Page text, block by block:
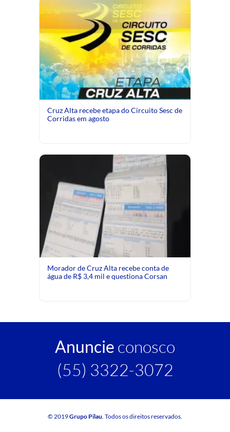
Cruz Alta recebe etapa do Circuito Sesc de
Corridas em agosto
Morador de Cruz Alta recebe conta de
água de R$ 3,4 mil e questiona Corsan
Anuncie conosco
(55) 3322-3072
© 2019Grupo Pilau . Todos os direitos reservados.